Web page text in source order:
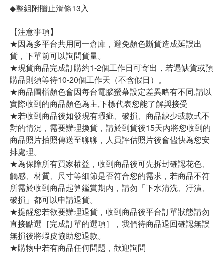
◆整組附贈止滑條13入
【注意事項】
★因為多平台共用同一倉庫，避免顏色斷貨造成延誤出
貨，下單前可以詢問貨量。
★現貨商品完成訂購約1-2個工作日可寄出，若遇缺貨或預
購品則須等待10-20個工作天（不含假日）。
★商品圖檔顏色會因每台電腦螢幕設定差異略有不同,請以
實際收到的商品顏色為主,下標代表您能了解與接受
★若收到商品後如發現有瑕疵、破損、商品缺少或款式不
對的情況，需要辦理換貨，請於到貨後15天內將您收到的
商品照片拍照傳送至聊聊，人員評估照片後會儘快為您安
排處理。
★為保障所有買家權益，收到商品後可先拆封確認花色、
觸感、材質、尺寸等細節是否符合您的需求，若商品不符
所需於收到商品起算鑑賞期內，請勿「下水清洗、汙漬、
破損」都可以申請退貨。
★提醒您若欲要辦理退貨，收到商品後平台訂單狀態請勿
直接點選［完成訂單的選項］，我們待商品退回確認無誤
無損後將蝦皮協助您退款。
★購物中若有商品任何問題，歡迎詢問